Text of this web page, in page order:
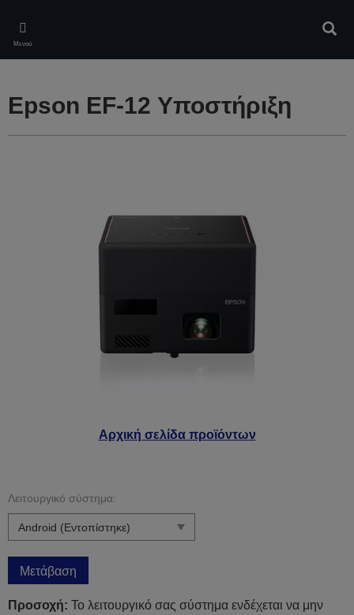
main
content
Μενού
Αρχική σελίδα προϊόντων
Epson EF-12 Υποστήριξη
Λειτουργικό σύστημα:
Μετάβαση
Προσοχή: Το λειτουργικό σας σύστημα ενδέχεται να μην